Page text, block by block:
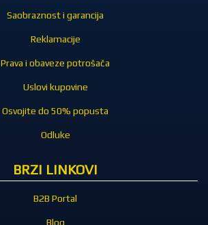
Saobraznost i garancija
Reklamacije
Prava i obaveze potrošača
Uslovi kupovine
Osvojite do 50% popusta
Odluke
BRZI LINKOVI
B2B Portal
Blog